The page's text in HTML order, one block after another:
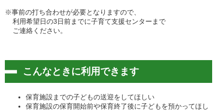
※事前の打ち合わせが必要となりますので、
利用希望日の3日前までに子育て支援センターまで
ご連絡ください。
こんなときに利用できます
保育施設までの子どもの送迎をしてほしい
保育施設の保育開始前や保育終了後に子どもを預かってほし